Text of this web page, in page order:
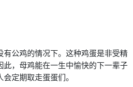
公鸡的情况下。这种鸡蛋是非受精
，母鸡能在一生中愉快的下一辈子
定期取走蛋蛋们。